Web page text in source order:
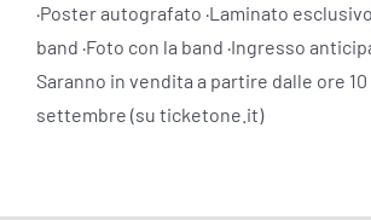
·Poster autografato ·Laminato esclusivo
band ·Foto con la band ·Ingresso
Saranno in vendita a partire dalle ore
settembre (su ticketone.it)